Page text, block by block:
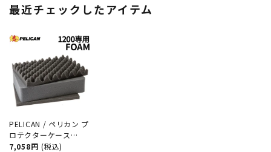
最近チェックしたアイテム
PELICAN / ペリカン プ
ロテクターケース
1200 フォームセット
7,058円 (税込)